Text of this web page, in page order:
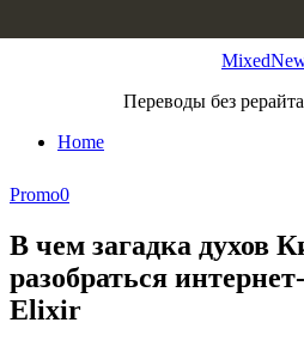
Переводы без
Home
Promo0
В чем загадка духов
разобраться
Elixir